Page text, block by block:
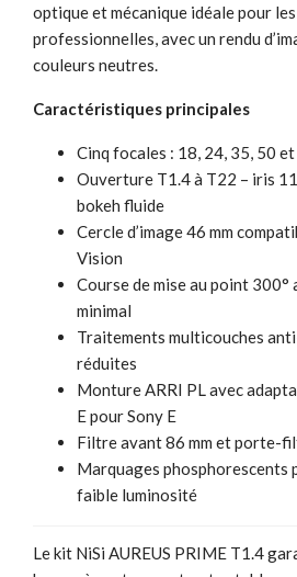
optique et mécanique idéale pour
professionnelles, avec un rendu
couleurs neutres.
Caractéristiques principales
Cinq focales : 18, 24, 35, 50 et
Ouverture T1.4 à T22 – iris
bokeh fluide
Cercle d’image 46 mm
Vision
Course de mise au point
minimal
Traitements multicouches
réduites
Monture ARRI PL avec
E pour Sony E
Filtre avant 86 mm et porte-
Marquages phosphorescents
faible luminosité
Le kit NiSi AUREUS PRIME T1.4